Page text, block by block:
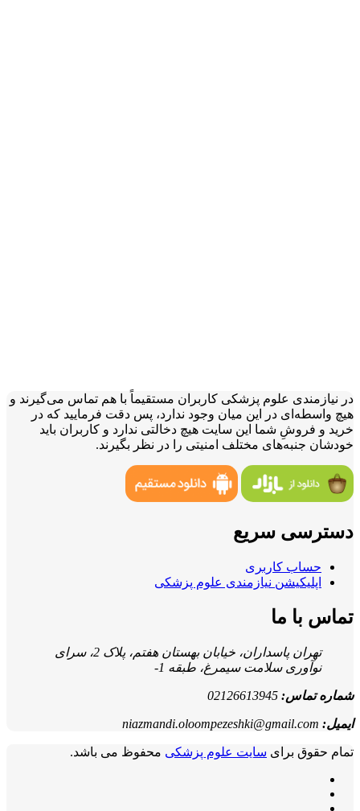
در نیازمندی علوم پزشکی کاربران مستقیماً با هم تماس می‌گیرند و
هیچ واسطه‌ای در این میان وجود ندارد، پس دقت فرمایید که در
خرید و فروشِ شما این سایت هیچ دخالتی ندارد و کاربران باید
خودشان جنبه‌های مختلف امنیتی را در نظر بگیرند.
دسترسی سریع
حساب کاربری
اپلیکیشن نیازمندی علوم پزشکی
تماس با ما
تهران پاسداران، خیابان بهستان هفتم، پلاک 2، سرای
نوآوری سلامت سیمرغ، طبقه 1-
شماره تماس: 02126613945
ایمیل: niazmandi.oloompezeshki@gmail.com
تمام حقوق برای سایت علوم پزشکی محفوظ می باشد.